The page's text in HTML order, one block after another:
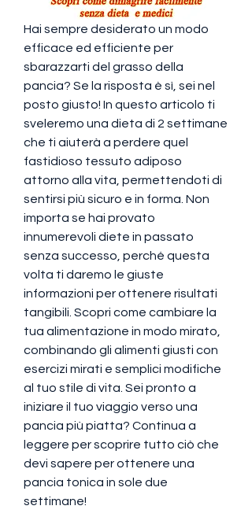
Hai sempre desiderato un modo
efficace ed efficiente per
sbarazzarti del grasso della
pancia? Se la risposta è sì, sei nel
posto giusto! In questo articolo ti
sveleremo una dieta di 2 settimane
che ti aiuterà a perdere quel
fastidioso tessuto adiposo
attorno alla vita, permettendoti di
sentirsi più sicuro e in forma. Non
importa se hai provato
innumerevoli diete in passato
senza successo, perché questa
volta ti daremo le giuste
informazioni per ottenere risultati
tangibili. Scopri come cambiare la
tua alimentazione in modo mirato,
combinando gli alimenti giusti con
esercizi mirati e semplici modifiche
al tuo stile di vita. Sei pronto a
iniziare il tuo viaggio verso una
pancia più piatta? Continua a
leggere per scoprire tutto ciò che
devi sapere per ottenere una
pancia tonica in sole due
settimane!